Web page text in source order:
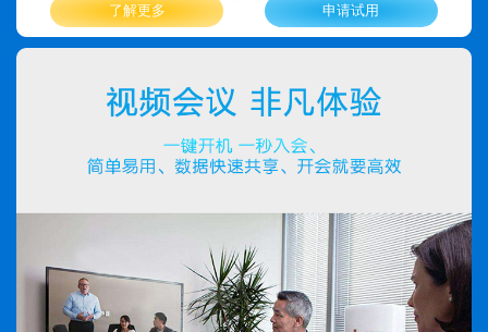
了解更多 申请试用